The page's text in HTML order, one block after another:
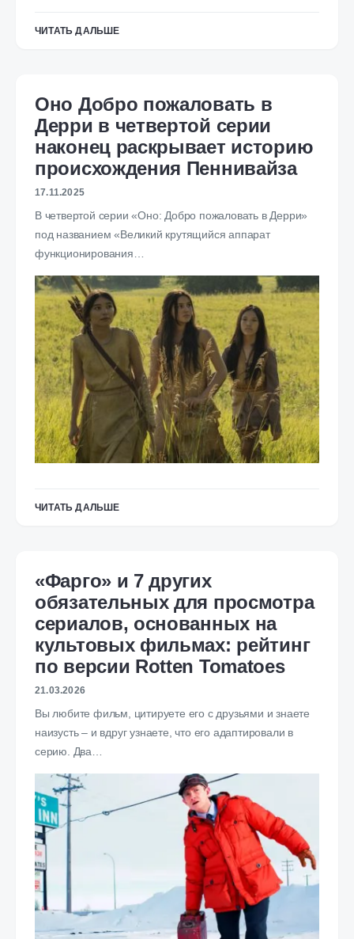
ЧИТАТЬ ДАЛЬШЕ
Оно Добро пожаловать в
Дерри в четвертой серии
наконец раскрывает историю
происхождения Пеннивайза
17.11.2025
В четвертой серии «Оно: Добро пожаловать в Дерри»
под названием «Великий крутящийся аппарат
функционирования…
ЧИТАТЬ ДАЛЬШЕ
«Фарго» и 7 других
обязательных для просмотра
сериалов, основанных на
культовых фильмах: рейтинг
по версии Rotten Tomatoes
21.03.2026
Вы любите фильм, цитируете его с друзьями и знаете
наизусть – и вдруг узнаете, что его адаптировали в
серию. Два…